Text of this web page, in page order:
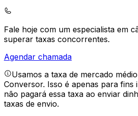
Fale hoje com um especialista em
superar taxas concorrentes.
Agendar chamada
Usamos a taxa de mercado
Conversor. Isso é apenas para fins
não pagará essa taxa ao enviar
taxas de envio.